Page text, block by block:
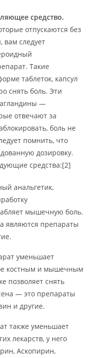
средство.
отпускаются без
вам следует
Такие
таблеток, капсул
снять боль. Эти
—
отвечают за
боль не
помнить, что
дозировку.
средства:[2]
анальгетик,
мышечную боль.
являются препараты
уменьшает
костным и мышечным
позволяет снять
— это препараты
и другие.
также уменьшает
лекарств, у него
Аскопирин,